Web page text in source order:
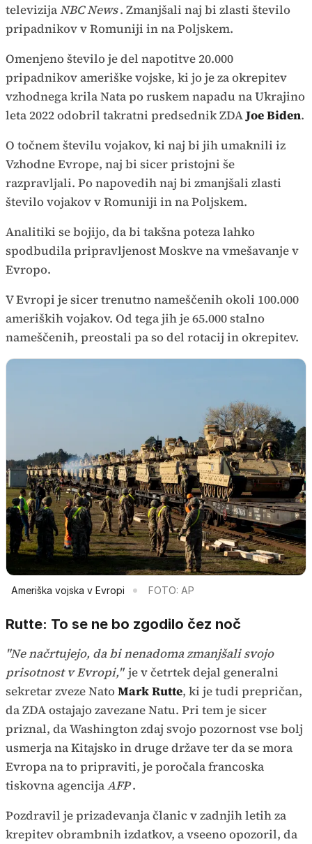
televizijaNBC News. Zmanjšali naj bi zlasti število
pripadnikov v Romuniji in na Poljskem.
Omenjeno število je del napotitve 20.000
pripadnikov ameriške vojske, ki jo je za okrepitev
vzhodnega krila Nata po ruskem napadu na Ukrajino
leta 2022 odobril takratni predsednik ZDAJoe Biden.
O točnem številu vojakov, ki naj bi jih umaknili iz
Vzhodne Evrope, naj bi sicer pristojni še
razpravljali. Po napovedih naj bi zmanjšali zlasti
število vojakov v Romuniji in na Poljskem.
Analitiki se bojijo, da bi takšna poteza lahko
spodbudila pripravljenost Moskve na vmešavanje v
Evropo.
V Evropi je sicer trenutno nameščenih okoli 100.000
ameriških vojakov. Od tega jih je 65.000 stalno
nameščenih, preostali pa so del rotacij in okrepitev.
Ameriška vojska v Evropi FOTO: AP
Rutte: To se ne bo zgodilo čez noč
"Ne načrtujejo, da bi nenadoma zmanjšali svojo
prisotnost v Evropi," je v četrtek dejal generalni
sekretar zveze NatoMark Rutte, ki je tudi prepričan,
da ZDA ostajajo zavezane Natu. Pri tem je sicer
priznal, da Washington zdaj svojo pozornost vse bolj
usmerja na Kitajsko in druge države ter da se mora
Evropa na to pripraviti, je poročala francoska
tiskovna agencijaAFP.
Pozdravil je prizadevanja članic v zadnjih letih za
krepitev obrambnih izdatkov, a vseeno opozoril, da